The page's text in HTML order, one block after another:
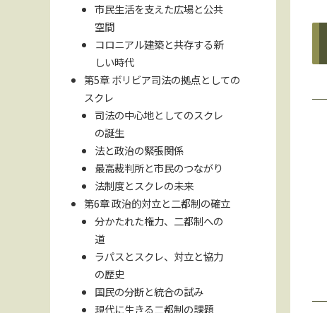
市民生活を支えた広場と公共
空間
コロニアル建築と共存する新
しい時代
第5章 ボリビア司法の拠点としての
スクレ
司法の中心地としてのスクレ
の誕生
法と政治の緊張関係
最高裁判所と市民のつながり
法制度とスクレの未来
第6章 政治的対立と二都制の確立
分かたれた権力、二都制への
道
ラパスとスクレ、対立と協力
の歴史
国民の分断と統合の試み
現代に生きる二都制の課題